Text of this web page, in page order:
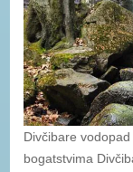
Divčibare
bogatstvima